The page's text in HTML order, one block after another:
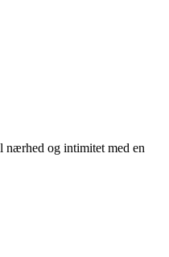
nærhed og intimitet med en